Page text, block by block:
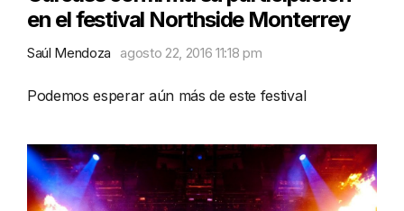
en el festival Northside Monterrey
Saúl Mendoza agosto 22, 2016 11:18 pm
Podemos esperar aún más de este festival